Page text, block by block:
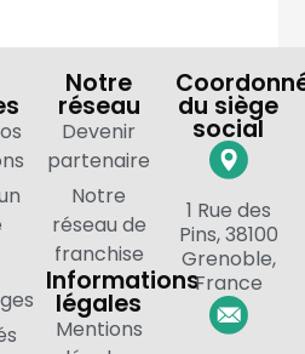
Notre
réseau
Devenir
partenaire
Notre
réseau de
franchise
Informations
légales
Mentions
du siège
social
1 Rue des
Pins, 38100
Grenoble,
France